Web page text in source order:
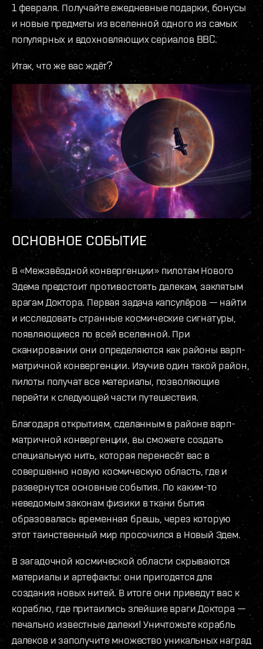
1 февраля. Получайте ежедневные подарки, бонусы
и новые предметы из вселенной одного из самых
популярных и вдохновляющих сериалов BBC.
Итак, что же вас ждёт?
ОСНОВНОЕ СОБЫТИЕ
В «Межзвёздной конвергенции» пилотам Нового
Эдема предстоит противостоять далекам, заклятым
врагам Доктора. Первая задача капсулёров — найти
и исследовать странные космические сигнатуры,
появляющиеся по всей вселенной. При
сканировании они определяются как районы варп-
матричной конвергенции. Изучив один такой район,
пилоты получат все материалы, позволяющие
перейти к следующей части путешествия.
Благодаря открытиям, сделанным в районе варп-
матричной конвергенции, вы сможете создать
специальную нить, которая перенесёт вас в
совершенно новую космическую область, где и
развернутся основные события. По каким-то
неведомым законам физики в ткани бытия
образовалась временная брешь, через которую
этот таинственный мир просочился в Новый Эдем.
В загадочной космической области скрываются
материалы и артефакты: они пригодятся для
создания новых нитей. В итоге они приведут вас к
кораблю, где притаились злейшие враги Доктора —
печально известные далеки! Уничтожьте корабль
далеков и заполучите множество уникальных наград